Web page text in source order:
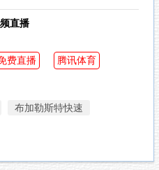
直播
费直播 腾讯体育
布加勒斯特快速